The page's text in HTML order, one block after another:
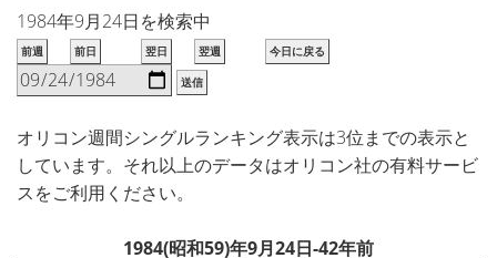
1984年9月24日を検索中
前週 前日 翌日 翌週 今日に戻る
送信
オリコン週間シングルランキング表示は3位までの表示と
しています。それ以上のデータはオリコン社の有料サービ
スをご利用ください。
1984(昭和59)年9月24日-42年前